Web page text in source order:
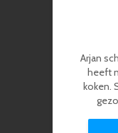
Arjan
heeft
koken.